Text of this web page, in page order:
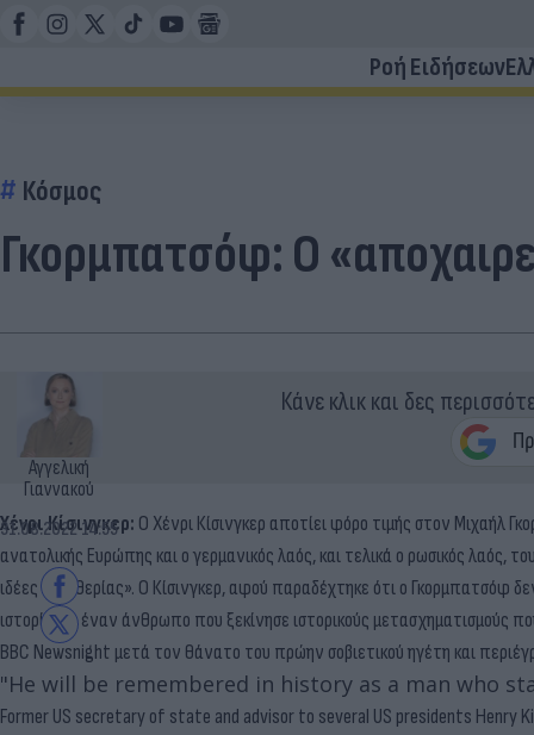
Ροή Ειδήσεων
Κόσμος
Γκορμπατσόφ: Ο
Αγγελική
Γιαννακού
31.08.2022 14:55
Κάνε κλικ και δες
Χένρι Κίσινγκερ: Ο Χένρι Κίσινγκερ αποτίει φόρο τιμής στον
ανατολικής Ευρώπης και ο γερμανικός λαός, και τελικά ο ρωσικός λαός,
ιδέες ελευθερίας». Ο Κίσινγκερ, αφού παραδέχτηκε ότι ο
ιστορία ως έναν άνθρωπο που ξεκίνησε ιστορικούς μετασχηματισμούς
BBC Newsnight μετά τον θάνατο του πρώην σοβιετικού ηγέτη και
"He will be remembered in history as a man who
Former US secretary of state and advisor to several US presidents Henry